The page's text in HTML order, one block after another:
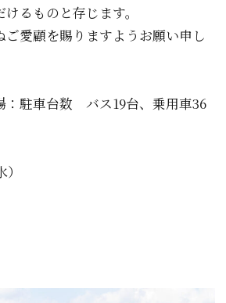
るものと存じます。
愛顧を賜りますようお願い申し
：駐車台数 バス19台、乗用車36